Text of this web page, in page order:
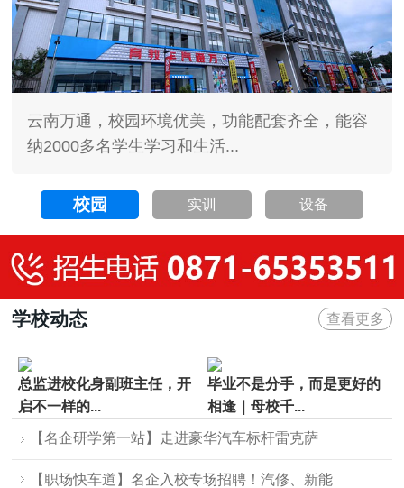
云南万通，校园环境优美，功能配套齐全，能容
纳2000多名学生学习和生活...
校园 实训 设备
学校动态 查看更多
总监进校化身副班主任，开
启不一样的...
毕业不是分手，而是更好的
相逢｜母校千...
【名企研学第一站】走进豪华汽车标杆雷克萨
【职场快车道】名企入校专场招聘！汽修、新能